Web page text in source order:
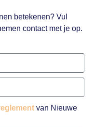
betekenen? Vul
contact met je op.
van Nieuwe